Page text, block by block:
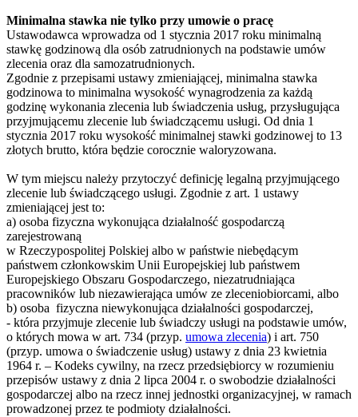
Minimalna stawka nie tylko przy umowie o pracę
Ustawodawca wprowadza od 1 stycznia 2017 roku minimalną
stawkę godzinową dla osób zatrudnionych na podstawie umów
zlecenia oraz dla samozatrudnionych.
Zgodnie z przepisami ustawy zmieniającej, minimalna stawka
godzinowa to minimalna wysokość wynagrodzenia za każdą
godzinę wykonania zlecenia lub świadczenia usług, przysługująca
przyjmującemu zlecenie lub świadczącemu usługi. Od dnia 1
stycznia 2017 roku wysokość minimalnej stawki godzinowej to 13
złotych brutto, która będzie corocznie waloryzowana.
W tym miejscu należy przytoczyć definicję legalną przyjmującego
zlecenie lub świadczącego usługi. Zgodnie z art. 1 ustawy
zmieniającej jest to:
a) osoba fizyczna wykonująca działalność gospodarczą
zarejestrowaną
w Rzeczypospolitej Polskiej albo w państwie niebędącym
państwem członkowskim Unii Europejskiej lub państwem
Europejskiego Obszaru Gospodarczego, niezatrudniająca
pracowników lub niezawierająca umów ze zleceniobiorcami, albo
b) osoba fizyczna niewykonująca działalności gospodarczej,
- która przyjmuje zlecenie lub świadczy usługi na podstawie umów,
o których mowa w art. 734 (przyp. umowa zlecenia) i art. 750
(przyp. umowa o świadczenie usług) ustawy z dnia 23 kwietnia
1964 r. – Kodeks cywilny, na rzecz przedsiębiorcy w rozumieniu
przepisów ustawy z dnia 2 lipca 2004 r. o swobodzie działalności
gospodarczej albo na rzecz innej jednostki organizacyjnej, w ramach
prowadzonej przez te podmioty działalności.